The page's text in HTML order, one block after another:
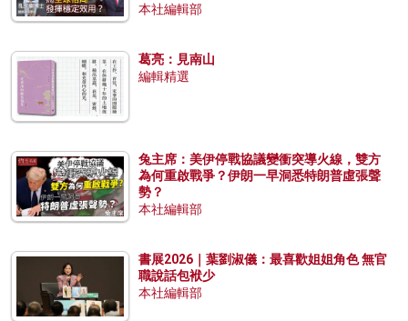
本社編輯部
葛亮：見南山
編輯精選
兔主席：美伊停戰協議變衝突導火線，雙方
為何重啟戰爭？伊朗一早洞悉特朗普虛張聲
勢？
本社編輯部
書展2026｜葉劉淑儀：最喜歡姐姐角色 無官
職說話包袱少
本社編輯部